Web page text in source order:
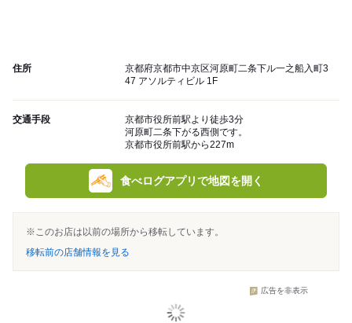
住所
京都府京都市中京区河原町二条下ル一之船入町3
47 アソルティビル 1F
交通手段
京都市役所前駅より徒歩3分
河原町二条下がる西側です。
京都市役所前駅から227m
食べログアプリで地図を開く
※このお店は以前の場所から移転しています。
移転前の店舗情報を見る
広告を非表示